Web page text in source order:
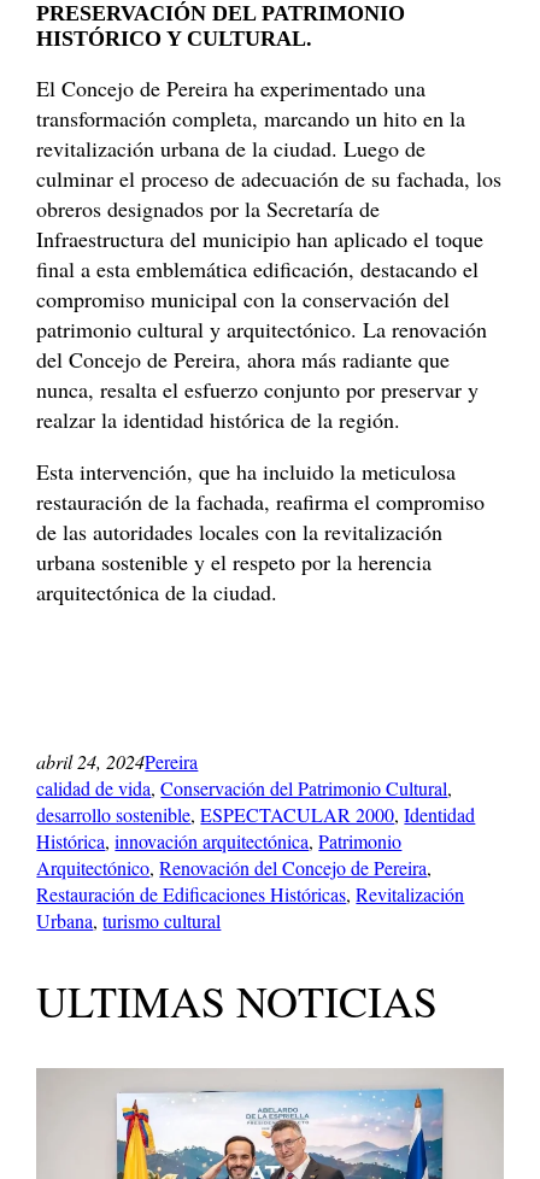
PRESERVACIÓN DEL PATRIMONIO
HISTÓRICO Y CULTURAL.
El Concejo de Pereira ha experimentado una
transformación completa, marcando un hito en la
revitalización urbana de la ciudad. Luego de
culminar el proceso de adecuación de su fachada, los
obreros designados por la Secretaría de
Infraestructura del municipio han aplicado el toque
final a esta emblemática edificación, destacando el
compromiso municipal con la conservación del
patrimonio cultural y arquitectónico. La renovación
del Concejo de Pereira, ahora más radiante que
nunca, resalta el esfuerzo conjunto por preservar y
realzar la identidad histórica de la región.
Esta intervención, que ha incluido la meticulosa
restauración de la fachada, reafirma el compromiso
de las autoridades locales con la revitalización
urbana sostenible y el respeto por la herencia
arquitectónica de la ciudad.
abril 24, 2024Pereira
calidad de vida, Conservación del Patrimonio Cultural
desarrollo sostenible, ESPECTACULAR 2000, Identidad
Histórica, innovación arquitectónica, Patrimonio
Arquitectónico, Renovación del Concejo de Pereira
Restauración de Edificaciones Históricas, Revitalización
Urbana, turismo cultural
ULTIMAS NOTICIAS